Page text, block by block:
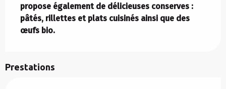
propose également de délicieuses conserves :
pâtés, rillettes et plats cuisinés ainsi que des
œufs bio.
Prestations